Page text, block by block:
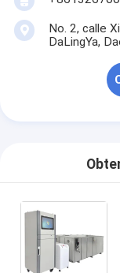
No. 2, calle
DaLingYa,